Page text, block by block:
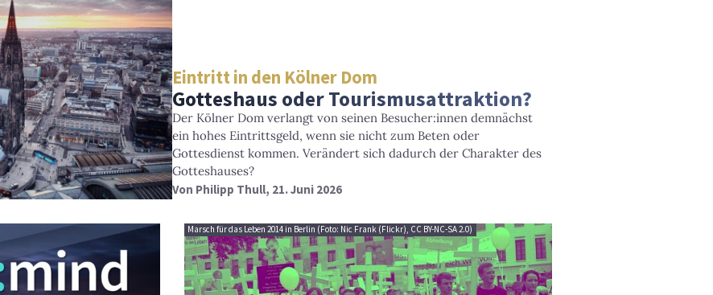
Eintritt in den Kölner Dom
Gotteshaus oder Tourismusattraktion?
Der Kölner Dom verlangt von seinen Besucher:innen demnächst
ein hohes Eintrittsgeld, wenn sie nicht zum Beten oder
Gottesdienst kommen. Verändert sich dadurch der Charakter des
Gotteshauses?
Von Philipp Thull, 21. Juni 2026
Marsch für das Leben 2014 in Berlin (Foto: Nic Frank (Flickr), CC BY-NC-SA 2.0)